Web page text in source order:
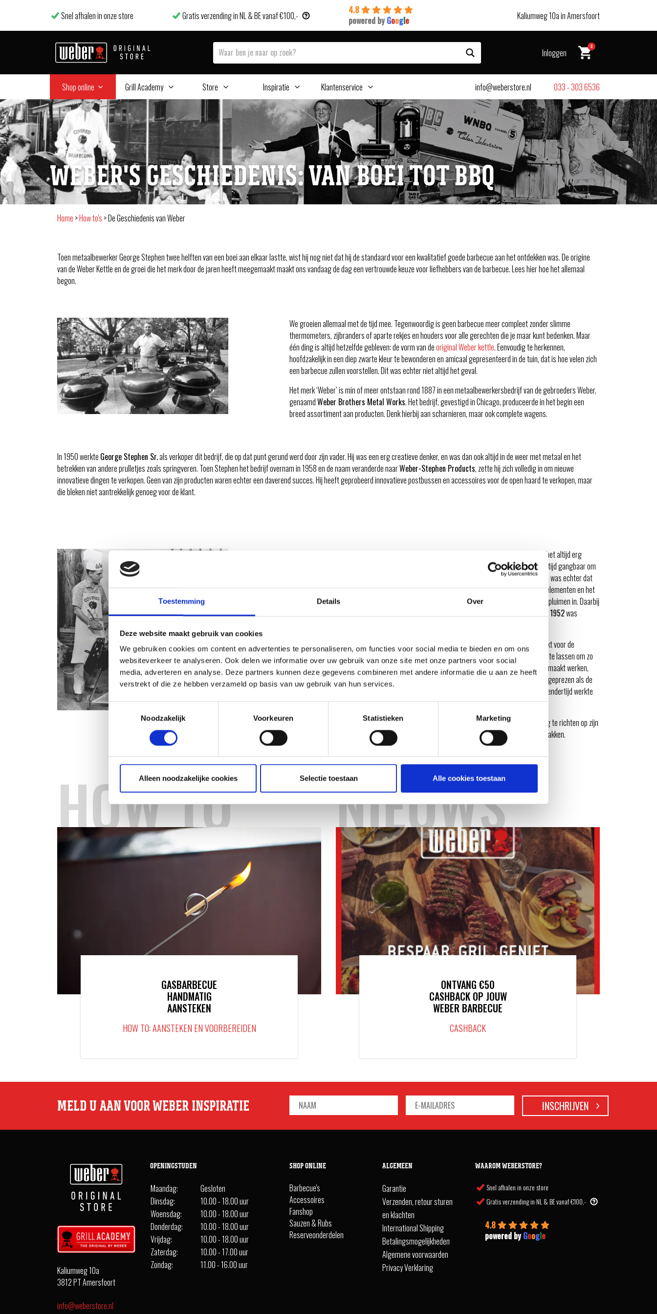
Toestemming Details Over
Deze website maakt gebruik van cookies
We gebruiken cookies om content en advertenties te personaliseren, om functies voor social media te bieden en om ons
websiteverkeer te analyseren. Ook delen we informatie over uw gebruik van onze site met onze partners voor social
media, adverteren en analyse. Deze partners kunnen deze gegevens combineren met andere informatie die u aan ze heeft
verstrekt of die ze hebben verzameld op basis van uw gebruik van hun services.
Toestemmingsselectie
Noodzakelijk
Voorkeuren Statistieken Marketing
Alleen noodzakelijke cookies Selectie toestaan Alle cookies toestaan
Snel afhalen in onze store Gratis verzending in NL & BE vanaf €100,-
4.8
powered by Google Kaliumweg 10a in Amersfoort
Inloggen
0
Shop online Grill Academy Store Inspiratie Klantenservice info@weberstore.nl 033 - 303 6536
WEBER'S GESCHIEDENIS: VAN BOEI TOT BBQ
Home >How to's >De Geschiedenis van Weber
Toen metaalbewerker George Stephen twee helften van een boei aan elkaar lastte, wist hij nog niet dat hij de standaard voor een kwalitatief goede barbecue aan het ontdekken was. De origine
van de Weber Kettle en de groei die het merk door de jaren heeft meegemaakt maakt ons vandaag de dag een vertrouwde keuze voor liefhebbers van de barbecue. Lees hier hoe het allemaal
begon.
We groeien allemaal met de tijd mee. Tegenwoordig is geen barbecue meer compleet zonder slimme
thermometers, zijbranders of aparte rekjes en houders voor alle gerechten die je maar kunt bedenken. Maar
één ding is altijd hetzelfde gebleven: de vorm van deoriginal Weber kettle. Eenvoudig te herkennen,
hoofdzakelijk in een diep zwarte kleur te bewonderen en amicaal gepresenteerd in de tuin, dat is hoe velen zich
een barbecue zullen voorstellen. Dit was echter niet altijd het geval.
Het merk ‘Weber’ is min of meer ontstaan rond 1887 in een metaalbewerkersbedrijf van de gebroeders Weber,
genaamdWeber Brothers Metal Works. Het bedrijf, gevestigd in Chicago, produceerde in het begin een
breed assortiment aan producten. Denk hierbij aan scharnieren, maar ook complete wagens.
In 1950 werkte George Stephen Sr.als verkoper dit bedrijf, die op dat punt gerund werd door zijn vader. Hij was een erg creatieve denker, en was dan ook altijd in de weer met metaal en het
betrekken van andere prulletjes zoals springveren. Toen Stephen het bedrijf overnam in 1958 en de naam veranderde naarWeber-Stephen Products, zette hij zich volledig in om nieuwe
innovatieve dingen te verkopen. Geen van zijn producten waren echter een daverend succes. Hij heeft geprobeerd innovatieve postbussen en accessoires voor de open haard te verkopen, maar
die bleken niet aantrekkelijk genoeg voor de klant.
Stephen, die inmiddels een flinke familie had opgebouwd met in totaal twaalf kinderen, vond het altijd erg
gezellig om met het gezin bij elkaar te komen en eten te bereiden op de grill. Het was in deze tijd gangbaar om
gerechten hierbij te bereiden op een soort vuurkorf gevuld met houtskool. Het nadeel hieraan was echter dat
de open bovenkant erg slecht was voor het vlees. Niet alleen werd deze blootgesteld aan de elementen en het
weer in het algemeen, maar degene die aan het grillen was ademde onbewust ook grote rookpluimen in. Daarbij
kwam ook het risico dat het vlees helemaal onder de as zat als er een briesje voorbij kwam. In1952was
In dit jaar was het metaalbewerkingsbedrijf nog zeer actief, en werden er veel boeien gemaakt voor de
kustwacht en een bootclub in Chicago. Stephen besloot twee helften van een boei aan elkaar te lassen om zo
een nieuwe grill te maken. Dit werkte aanvankelijk niet; het vuur ging uit. Nadat er gaten in gemaakt werken,
bleek pas hoe effectief en fijn deze vorm was voor het barbecueën. Lang werd deze vorm aangeprezen als de
best mogelijke en efficiënste vorm voor het barbecueën. Dit was niet helemaal waar, maar toendertijd werkte
het goed!
Stephen besloot halverwege de jaren ’50 om te stoppen met metaalbewerken en zich volledig te richten op zijn
barbecue’s. Hij had wel met opzet de naam Weber behouden, mocht zijn bedrijf niet goed uitpakken.
HOW TO
GASBARBECUE
HANDMATIG
AANSTEKEN
HOW TO: AANSTEKEN EN VOORBEREIDEN
NIEUWS
ONTVANG €50
CASHBACK OP JOUW
WEBER BARBECUE
CASHBACK
MELD U AAN VOOR WEBER INSPIRATIE
Kaliumweg 10a
3812 PT Amersfoort
info@weberstore.nl
OPENINGSTIJDEN
Maandag:
Gesloten
Dinsdag:
10.00 - 18.00 uur
Woensdag:
10.00 - 18.00 uur
Donderdag:
10.00 - 18.00 uur
Vrijdag:
10.00 - 18.00 uur
Zaterdag:
10.00 - 17.00 uur
Zondag:
11.00 - 16.00 uur
SHOP ONLINE
Barbecue's
Accessoires
Fanshop
Sauzen & Rubs
Reserveonderdelen
ALGEMEEN
Garantie
Verzenden, retour sturen
en klachten
International Shipping
Betalingsmogelijkheden
Algemene voorwaarden
Privacy Verklaring
WAAROM WEBERSTORE?
Snel afhalen in onze store
Gratis verzending in NL & BE vanaf €100,-
4.8
powered byGoogle